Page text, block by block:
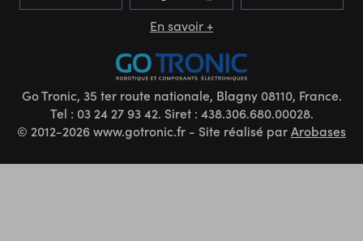
En savoir +
Go Tronic, 35 ter route nationale, Blagny 08110, France.
Tel : 03 24 27 93 42. Siret : 438.306.680.00028.
© 2012-2026 www.gotronic.fr - Site réalisé parArobases